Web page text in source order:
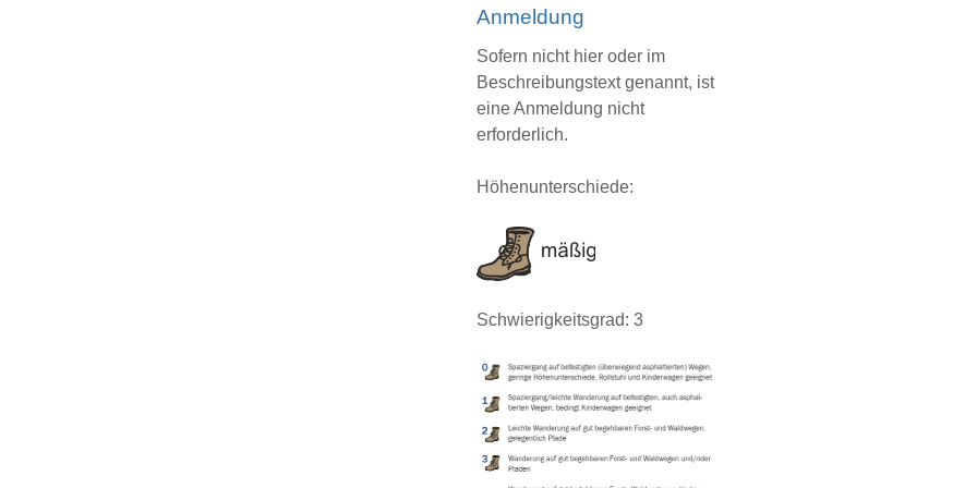
Anmeldung
Sofern nicht hier oder im
Beschreibungstext genannt, ist
eine Anmeldung nicht
erforderlich.
Höhenunterschiede:
Schwierigkeitsgrad: 3